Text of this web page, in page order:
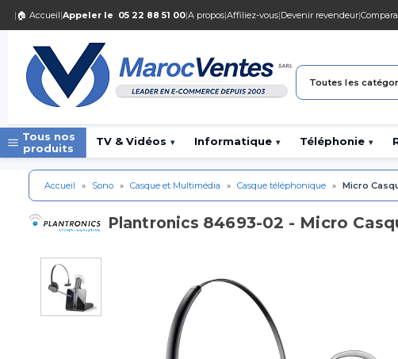
| 🏠 Accueil|Appeler le 05 22 88 51 00|A propos|Affiliez-vous|Devenir revendeur|
Toutes les
Tous nos
produits
TV & Vidéos ▾ Informatique ▾ Téléphonie ▾
Accueil » Sono » Casque et Multimédia » Casque téléphonique » Micro
Plantronics 84693-02 - Micro